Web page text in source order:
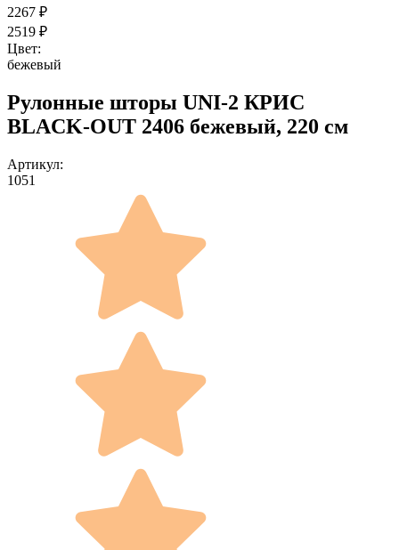
2267 ₽
2519 ₽
Цвет:
бежевый
Рулонные шторы UNI-2 КРИС
BLACK-OUT 2406 бежевый, 220 см
Артикул:
1051